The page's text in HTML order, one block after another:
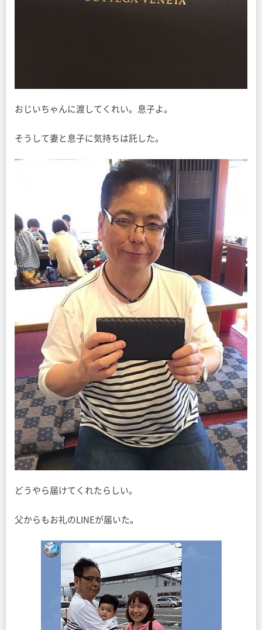
おじいちゃんに渡してくれい。息子よ。
そうして妻と息子に気持ちは託した。
どうやら届けてくれたらしい。
父からもお礼のLINEが届いた。